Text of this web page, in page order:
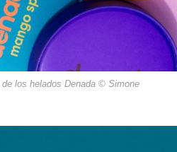
los helados Denada © Simone